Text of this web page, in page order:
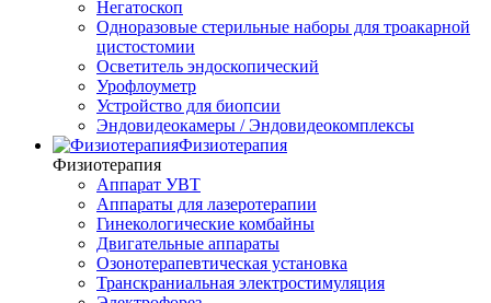
Негатоскоп
Одноразовые стерильные наборы для троакарной
цистостомии
Осветитель эндоскопический
Урофлоуметр
Устройство для биопсии
Эндовидеокамеры / Эндовидеокомплексы
Физиотерапия
Физиотерапия
Аппарат УВТ
Аппараты для лазеротерапии
Гинекологические комбайны
Двигательные аппараты
Озонотерапевтическая установка
Транскраниальная электростимуляция